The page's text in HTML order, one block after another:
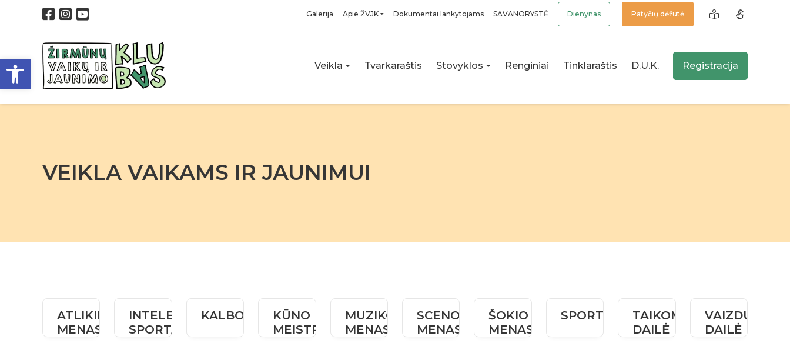
Open toolbar
Galerija Apie ŽVJK Dokumentai lankytojams SAVANORYSTĖ Dienynas Patyčių dėžutė
Veikla Tvarkaraštis Stovyklos Renginiai Tinklaraštis D.U.K. Registracija
VEIKLA VAIKAMS IR JAUNIMUI
ATLIKIMO
MENAS
INTELEKTO
SPORTAS
KALBOS
KŪNO
MEISTRYSTĖ
MUZIKOS
MENAS
SCENOS
MENAS
ŠOKIO
MENAS
SPORTAS
TAIKOMOJI
DAILĖ
DAILĖ